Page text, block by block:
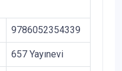
9786052354339
657 Yayınevi